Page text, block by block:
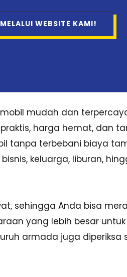
WEBSITE KAMI!
mudah dan
harga hemat, dan
tanpa terbebani biaya
keluarga, liburan,
sehingga Anda bisa
yang lebih besar
armada juga diperiksa